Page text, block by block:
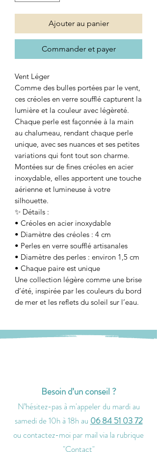
Ajouter au panier
Commander et payer
Vent Léger
Comme des bulles portées par le vent,
ces créoles en verre soufflé capturent la
lumière et la couleur avec légèreté.
Chaque perle est façonnée à la main
au chalumeau, rendant chaque perle
unique, avec ses nuances et ses petites
variations qui font tout son charme.
Montées sur de fines créoles en acier
inoxydable, elles apportent une touche
aérienne et lumineuse à votre
silhouette.
✨ Détails :
• Créoles en acier inoxydable
• Diamètre des créoles : 4 cm
• Perles en verre soufflé artisanales
• Diamètre des perles : environ 1,5 cm
• Chaque paire est unique
Une collection légère comme une brise
d’été, inspirée par les couleurs du bord
de mer et les reflets du soleil sur l’eau.
Besoin d’un conseil ?
N’hésitez-pas à m'appelerdu mardi au
samedi de 10h à 18hau 06 84 51 03 72
ou contactez-moi par mail via la rubrique
"Contact"